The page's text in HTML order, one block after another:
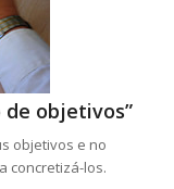
objetivos”
objetivos e no
concretizá-los.